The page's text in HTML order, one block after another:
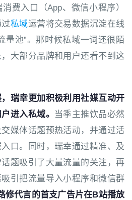
费入口（App、微信小程序）
私域运营将交易数据沉淀在线
量池”。那时候私域一词还很陌
大部分品牌和用户还看不到这
瑞幸更加积极利用社媒互动开
进入私域。
当季主推饮品必然
媒体话题预热活动，并通过活
口。同时，瑞幸通过精准、及
题吸引了大量流量的关注，再
引把流量导入小程序和微信群
修代言的首支广告片在B站播放